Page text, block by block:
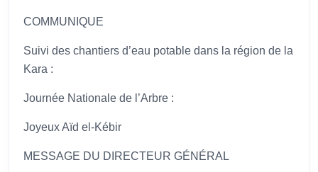
COMMUNIQUE
Suivi des chantiers d’eau potable dans la région de la
Kara :
Journée Nationale de l’Arbre :
Joyeux Aïd el-Kébir
MESSAGE DU DIRECTEUR GÉNÉRAL